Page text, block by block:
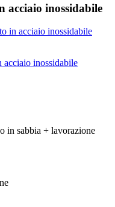
acciaio inossidabile
in sabbia + lavorazione